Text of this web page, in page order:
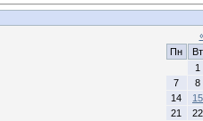
Пн
Вт
1
7
8
14
15
21
22